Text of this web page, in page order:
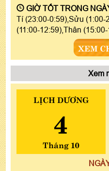
GIỜ TỐT TRONG
Tí (23:00-0:59),Sửu (1:00-
(11:00-12:59),Thân
XEM
Xem
LỊCH DƯƠNG
4
Tháng 10